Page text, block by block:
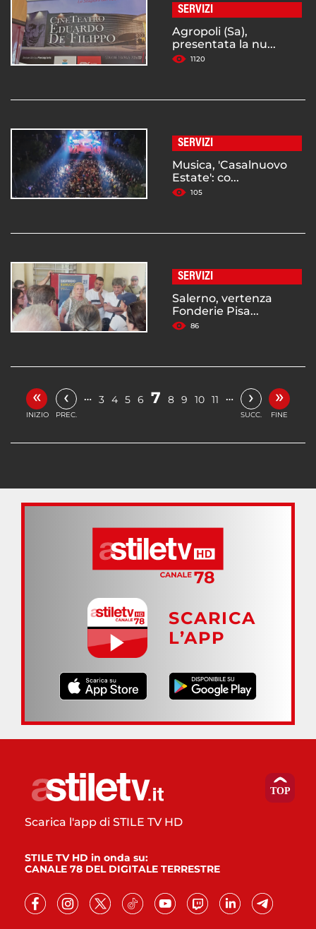
SERVIZI
Agropoli (Sa),
presentata la nu...
1120
SERVIZI
Musica, 'Casalnuovo
Estate': co...
105
SERVIZI
Salerno, vertenza
Fonderie Pisa...
86
«
INIZIO
‹
PREC.
… 3 4 5 6 7 8 9 10 11 … ›
SUCC.
»
FINE
SCARICA
L’APP
Scarica l'app di STILE TV HD
STILE TV HD in onda su:
CANALE 78 DEL DIGITALE TERRESTRE